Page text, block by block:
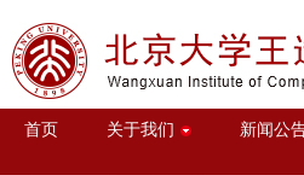
首页 关于我们 新闻公